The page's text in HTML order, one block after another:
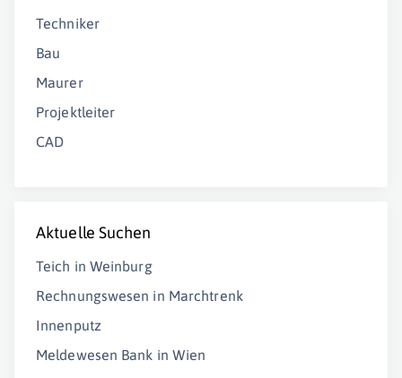
Techniker
Bau
Maurer
Projektleiter
CAD
Aktuelle Suchen
Teich in Weinburg
Rechnungswesen in Marchtrenk
Innenputz
Meldewesen Bank in Wien